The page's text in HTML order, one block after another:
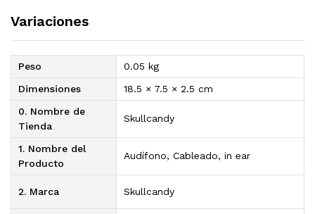
Variaciones
Peso
0.05 kg
Dimensiones
18.5 × 7.5 × 2.5 cm
0. Nombre de
Tienda
Skullcandy
1. Nombre del
Producto
Audífono, Cableado, in ear
2. Marca Skullcandy